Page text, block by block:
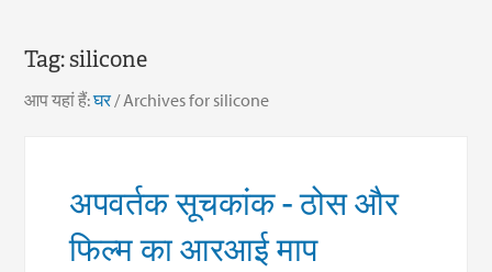
Tag:silicone
आप यहां हैं:घर/Archives for silicone
अपवर्तक सूचकांक - ठोस और
फिल्म का आरआई माप